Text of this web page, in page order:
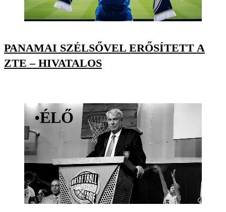
PANAMAI SZÉLSŐVEL ERŐSÍTETT A
ZTE – HIVATALOS
•ÉLŐ